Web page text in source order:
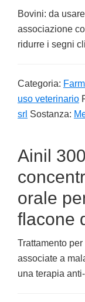
Bovini: da
associazione
ridurre i segni
Categoria:
uso veterinario
srl Sostanza:
Ainil
orale
flacone
Trattamento
associate a
una terapia